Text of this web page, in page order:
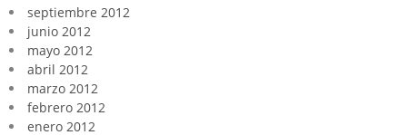
septiembre 2012
junio 2012
mayo 2012
abril 2012
marzo 2012
febrero 2012
enero 2012